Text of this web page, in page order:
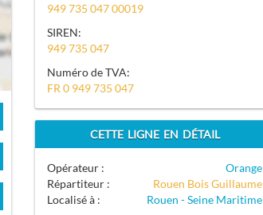
949 735 047 00019
SIREN:
949 735 047
Numéro de TVA:
FR 0 949 735 047
CETTE LIGNE EN DÉTAIL
Opérateur :
Orange
Répartiteur :
Rouen Bois Guillaume
Localisé à :
Rouen - Seine Maritime